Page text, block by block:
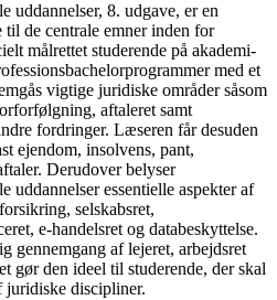
uddannelser, 8. udgave, er en
til de centrale emner inden for
målrettet studerende på akademi-
med et
vigtige juridiske områder såsom
aftaleret samt
fordringer. Læseren får desuden
ejendom, insolvens, pant,
Derudover belyser
uddannelser essentielle aspekter af
selskabsret,
e-handelsret og databeskyttelse.
gennemgang af lejeret, arbejdsret
gør den ideel til studerende, der skal
juridiske discipliner.